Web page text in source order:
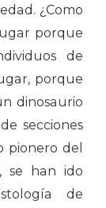
¿Como
porque
de
porque
dinosaurio
secciones
pionero del
se han ido
de